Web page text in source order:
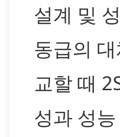
설계 및
동급의
교할 때
성과 성